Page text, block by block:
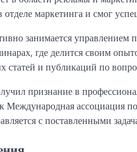
маркетинга и смог
занимается управлением
где делится своим
статей и публикаций по
признание в
Международная ассоциация
с поставленными